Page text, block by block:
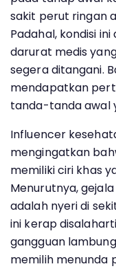
sakit perut ringan
Padahal, kondisi
darurat medis
segera ditangani.
mendapatkan
tanda-tanda awal
Influencer
mengingatkan
memiliki ciri khas
Menurutnya,
adalah nyeri di
ini kerap
gangguan
memilih menunda